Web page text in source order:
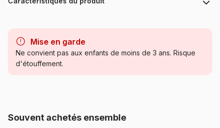
Catégorie
Provenance Roumanie
Mise en garde
Ne convient pas aux enfants de moins de 3 ans. Risque
d'étouffement.
Souvent achetés ensemble